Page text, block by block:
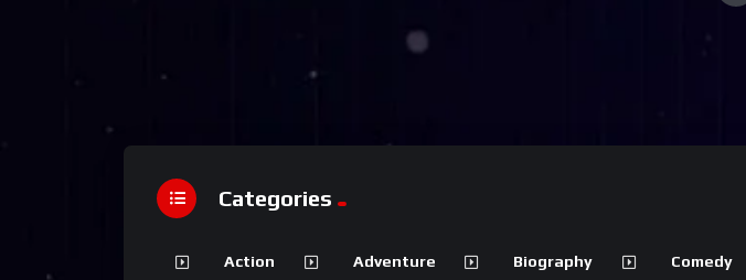
Categories
Action Adventure Biography Comedy